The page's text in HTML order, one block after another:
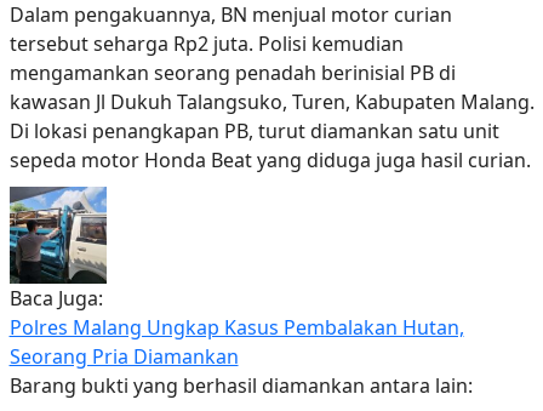
Dalam pengakuannya, BN menjual motor curian
tersebut seharga Rp2 juta. Polisi kemudian
mengamankan seorang penadah berinisial PB di
kawasan Jl Dukuh Talangsuko, Turen, Kabupaten Malang.
Di lokasi penangkapan PB, turut diamankan satu unit
sepeda motor Honda Beat yang diduga juga hasil curian.
Baca Juga:
Polres Malang Ungkap Kasus Pembalakan Hutan,
Seorang Pria Diamankan
Barang bukti yang berhasil diamankan antara lain: